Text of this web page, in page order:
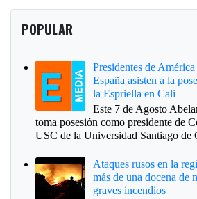
POPULAR
Presidentes de
España asisten a la
la Espriella en Cali
Este 7 de Agosto
toma posesión como presidente de
USC de la Universidad Santiago de
Ataques rusos en la
más de una docena de
graves incendios